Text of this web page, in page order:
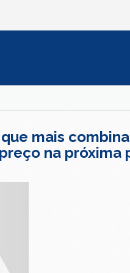
mais
na próxima